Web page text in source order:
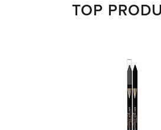
TOP